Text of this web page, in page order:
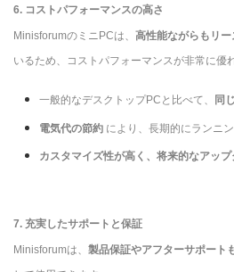
6. コストパフォーマンスの高さ
MinisforumのミニPCは、 高性能ながらもリ
いるため、コストパフォーマンスが非常に優
一般的なデスクトップPCと比べて、 同
電気代の節約 により、長期的にランニ
カスタマイズ性が高く、将来的なアッ
7. 充実したサポートと保証
Minisforumは、 製品保証やアフターサポート